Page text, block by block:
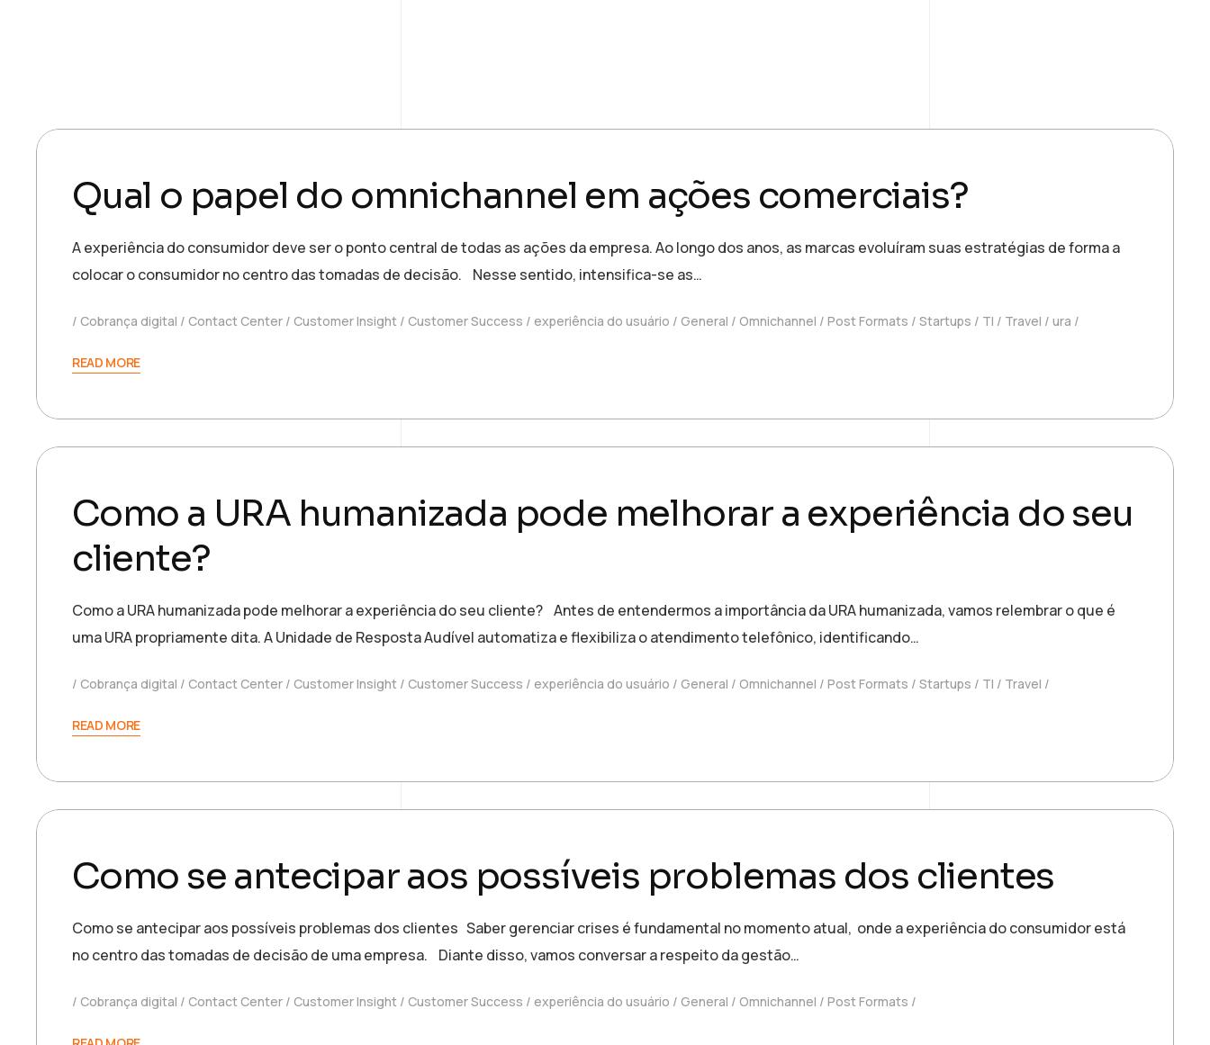
Qual o papel do omnichannel em ações comerciais?
A experiência do consumidor deve ser o ponto central de todas as ações da empresa. Ao longo dos anos, as marcas evoluíram suas estratégias de forma a
colocar o consumidor no centro das tomadas de decisão. Nesse sentido, intensifica-se as…
Cobrança digital Contact Center Customer Insight Customer Success experiência do usuário General Omnichannel Post Formats Startups TI Travel ura
READ MORE
Como a URA humanizada pode melhorar a experiência do seu
cliente?
Como a URA humanizada pode melhorar a experiência do seu cliente? Antes de entendermos a importância da URA humanizada, vamos relembrar o que é
uma URA propriamente dita. A Unidade de Resposta Audível automatiza e flexibiliza o atendimento telefônico, identificando…
Cobrança digital Contact Center Customer Insight Customer Success experiência do usuário General Omnichannel Post Formats Startups TI Travel
READ MORE
Como se antecipar aos possíveis problemas dos clientes
Como se antecipar aos possíveis problemas dos clientes Saber gerenciar crises é fundamental no momento atual, onde a experiência do consumidor está
no centro das tomadas de decisão de uma empresa. Diante disso, vamos conversar a respeito da gestão…
Cobrança digital Contact Center Customer Insight Customer Success experiência do usuário General Omnichannel Post Formats